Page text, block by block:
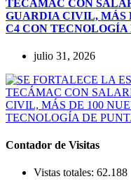
TECÁMAC CON
GUARDIA CIVIL, MÁS
C4 CON TECNOLOGÍA
julio 31, 2026
Contador de Visitas
Vistas totales: 62.188